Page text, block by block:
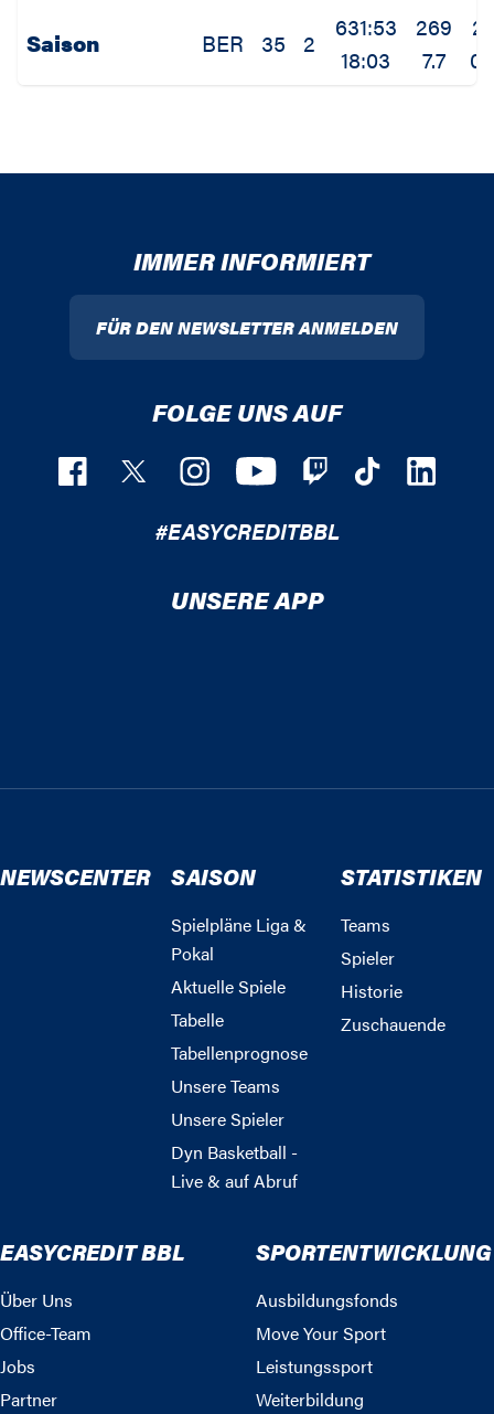
Saison BER 35 2
631:53
18:03
269
7.7
IMMER INFORMIERT
FÜR DEN NEWSLETTER ANMELDEN
FOLGE UNS AUF
#EASYCREDITBBL
UNSERE APP
NEWSCENTER SAISON
Spielpläne Liga &
Pokal
Aktuelle Spiele
Tabelle
Tabellenprognose
Unsere Teams
Unsere Spieler
Dyn Basketball -
Live & auf Abruf
STATISTIKEN
Teams
Spieler
Historie
Zuschauende
EASYCREDIT BBL
Über Uns
Office-Team
Jobs
Partner
SPORTENTWICKLUNG
Ausbildungsfonds
Move Your Sport
Leistungssport
Weiterbildung